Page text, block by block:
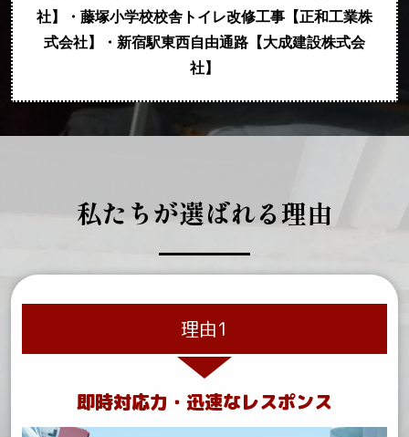
社】
・藤塚小学校校舎トイレ改修工事【正和工業株
式会社】
・新宿駅東西自由通路【大成建設株式会
社】
私たちが選ばれる理由
理由1
即時対応力 ・迅速なレスポンス